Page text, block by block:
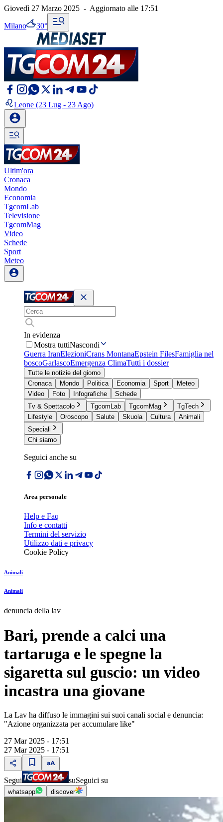
Giovedì 27 Marzo 2025 - Aggiornato alle 17:51
Milano 30°
Leone (23 Lug - 23 Ago)
Ultim'ora
Cronaca
Mondo
Economia
TgcomLab
Televisione
TgcomMag
Video
Schede
Sport
Meteo
In evidenza
Mostra tuttiNascondi
Guerra IranElezioniCrans MontanaEpstein FilesFamiglia nel
boscoGarlascoEmergenza ClimaTutti i dossier
Tutte le notizie del giorno
Cronaca
Mondo Politica Economia Sport
Meteo
Video
Foto Infografiche
Schede
Tv & Spettacolo
TgcomLab TgcomMag
TgTech
Lifestyle
Oroscopo Salute Skuola Cultura
Animali
Speciali
Chi siamo
Seguici anche su
Area personale
Help e Faq
Info e contatti
Termini del servizio
Utilizzo dati e privacy
Cookie Policy
Animali
Animali
denuncia della lav
Bari, prende a calci una
tartaruga e le spegne la
sigaretta sul guscio: un video
incastra una giovane
La Lav ha diffuso le immagini sui suoi canali social e denuncia:
"Azione organizzata per accumulare like"
27 Mar 2025 - 17:51
27 Mar 2025 - 17:51
Segui suSeguici su
whatsapp discover